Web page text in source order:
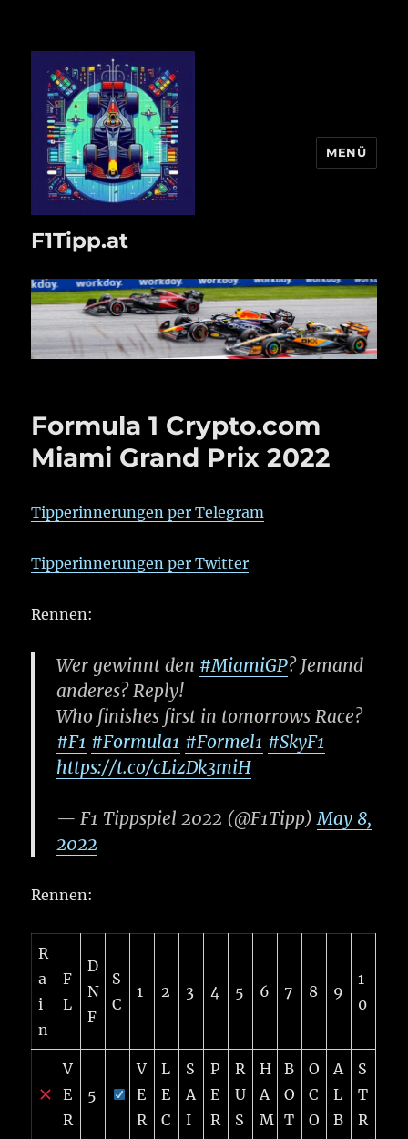
F1Tipp.at
MENÜ
Formula 1 Crypto.com
Miami Grand Prix 2022
Tipperinnerungen per Telegram
Tipperinnerungen per Twitter
Rennen:
Wer gewinnt den #MiamiGP? Jemand
anderes? Reply!
Who finishes first in tomorrows Race?
#F1 #Formula1 #Formel1 #SkyF1
https://t.co/cLizDk3miH
— F1 Tippspiel 2022 (@F1Tipp)May 8,
2022
Rennen:
R
a
i
n
F
L
D
N
F
S
C
1 2 3 4 5 6 7 8 9
1
0
V
E
R
5
V
E
R
L
E
C
S
A
I
P
E
R
R
U
S
H
A
M
B
O
T
O
C
O
A
L
B
S
T
R